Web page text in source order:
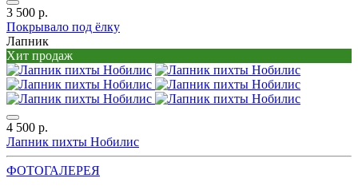
3 500 р.
Покрывало под ёлку
Лапник
Хит продаж
4 500 р.
Лапник пихты Нобилис
ФОТОГАЛЕРЕЯ